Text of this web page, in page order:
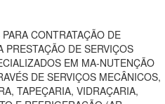
CONTRATAÇÃO DE
PRESTAÇÃO DE SERVIÇOS
EM MA-NUTENÇÃO
DE SERVIÇOS MECÂNICOS,
TAPEÇARIA, VIDRAÇARIA,